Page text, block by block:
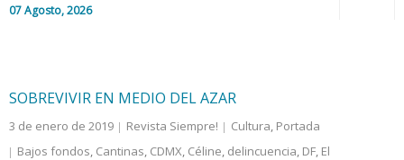
07 Agosto, 2026
Nacional
SOBREVIVIR EN MEDIO DEL AZAR
3 de enero de 2019 Revista Siempre! Cultura, Portada
Bajos fondos, Cantinas, CDMX, Céline, delincuencia, DF, El